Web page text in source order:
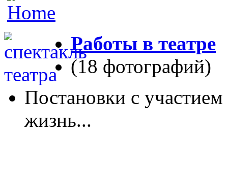
Работы в театре
(18 фотографий)
Постановки с
жизнь...